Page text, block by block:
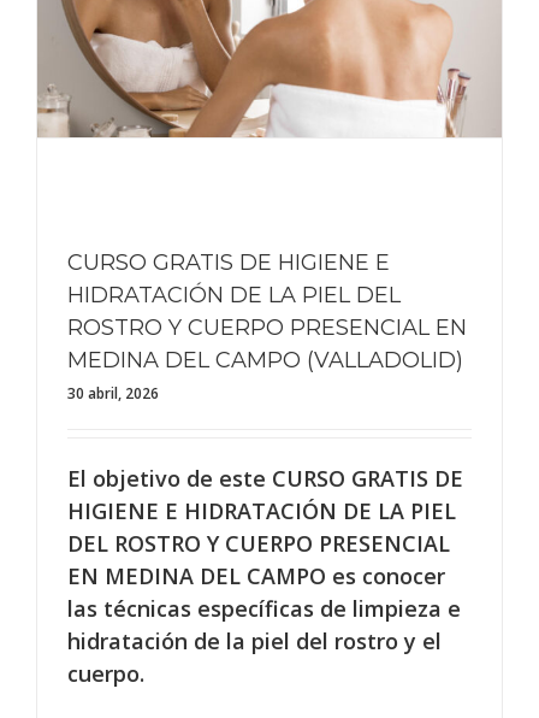
CURSO GRATIS DE HIGIENE E
HIDRATACIÓN DE LA PIEL DEL
ROSTRO Y CUERPO PRESENCIAL EN
MEDINA DEL CAMPO (VALLADOLID)
30 abril, 2026
El objetivo de este CURSO GRATIS DE
HIGIENE E HIDRATACIÓN DE LA PIEL
DEL ROSTRO Y CUERPO PRESENCIAL
EN MEDINA DEL CAMPO es conocer
las técnicas específicas de limpieza e
hidratación de la piel del rostro y el
cuerpo.